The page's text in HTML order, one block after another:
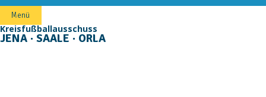
Navigation
überspringen
Menü
Kreisfußballausschuss
JENA · SAALE · ORLA